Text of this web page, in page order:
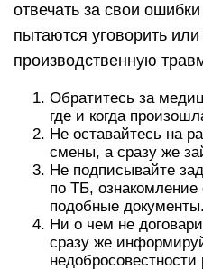
отвечать за свои
пытаются уговорить
производственную
Обратитесь за
где и когда
Не оставайтесь на
смены, а сразу же
Не подписывайте
по ТБ, ознакомление
подобные документы.
Ни о чем не
сразу же
недобросовестности